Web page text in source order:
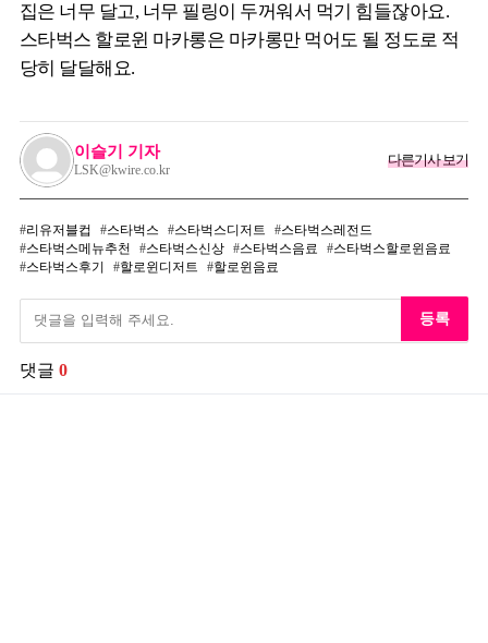
집은 너무 달고, 너무 필링이 두꺼워서 먹기 힘들잖아요.
스타벅스 할로윈 마카롱은 마카롱만 먹어도 될 정도로 적
당히 달달해요.
이슬기 기자
LSK@kwire.co.kr
다른기사 보기
리유저블컵 스타벅스 스타벅스디저트
스타벅스레전드
스타벅스메뉴추천
스타벅스신상 스타벅스음료
스타벅스할로윈음료
스타벅스후기
할로윈디저트 할로윈음료
등록
댓글 0